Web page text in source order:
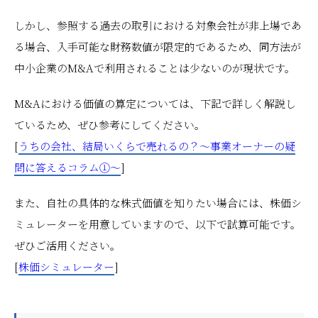
しかし、参照する過去の取引における対象会社が非上場であ
る場合、入手可能な財務数値が限定的であるため、同方法が
中小企業のM&Aで利用されることは少ないのが現状です。
M&Aにおける価値の算定については、下記で詳しく解説し
ているため、ぜひ参考にしてください。
[うちの会社、結局いくらで売れるの？～事業オーナーの疑
問に答えるコラム①～]
また、自社の具体的な株式価値を知りたい場合には、株価シ
ミュレーターを用意していますので、以下で試算可能です。
ぜひご活用ください。
[株価シミュレーター]